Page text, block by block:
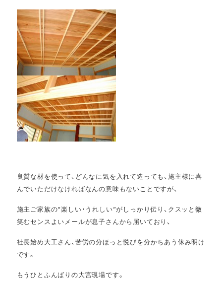
良質な材を使って、どんなに気を入れて造っても、施主様に喜
んでいただけなければなんの意味もないことですが、
施主ご家族の“楽しい・うれしい”がしっかり伝り、クスッと微
笑むセンスよいメールが息子さんから届いており、
社長始め大工さん、苦労の分ほっと悦びを分かちあう休み明け
です。
もうひとふんばりの大宮現場です。